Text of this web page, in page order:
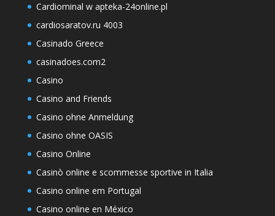
Cardiominal w apteka-24online.pl
cardiosaratov.ru 4003
Casinado Greece
casinadoes.com2
Casino
Casino and Friends
Casino ohne Anmeldung
Casino ohne OASIS
Casino Online
Casinò online e scommesse sportive in Italia
Casino online em Portugal
Casino online en México